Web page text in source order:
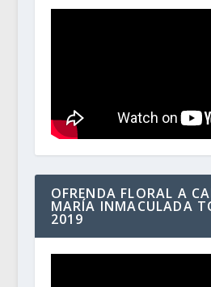
OFRENDA FLORAL A
MARÍA INMACULADA
2019